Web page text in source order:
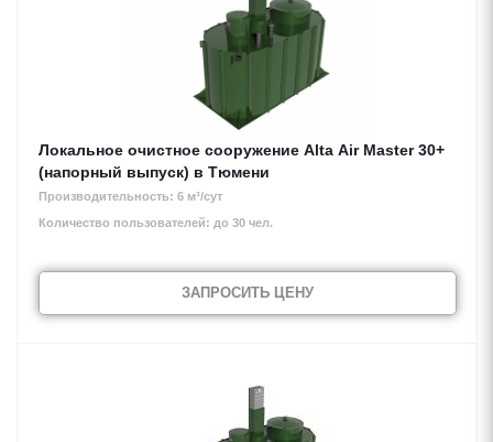
Локальное очистное сооружение Alta Air Master 30+
(напорный выпуск) в Тюмени
Производительность: 6 м³/сут
Количество пользователей: до 30 чел.
ЗАПРОСИТЬ ЦЕНУ